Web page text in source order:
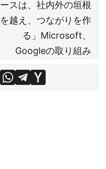
ースは、社内外の垣根
を越え、つながりを作
る」Microsoft、
Googleの取り組み